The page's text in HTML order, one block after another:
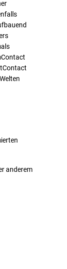
anderem